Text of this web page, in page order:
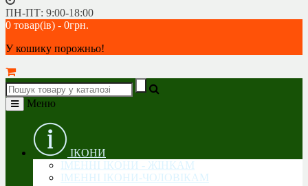
ПН-ПТ: 9:00-18:00
0 товар(ів) - 0грн.
У кошику порожньо!
Меню
ІКОНИ
ІМЕННІ ІКОНИ - ЖІНКАМ
ІМЕННІ ІКОНИ-ЧОЛОВІКАМ